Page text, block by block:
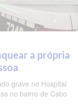
a própria
grave no Hospital
no bairro de Cabo